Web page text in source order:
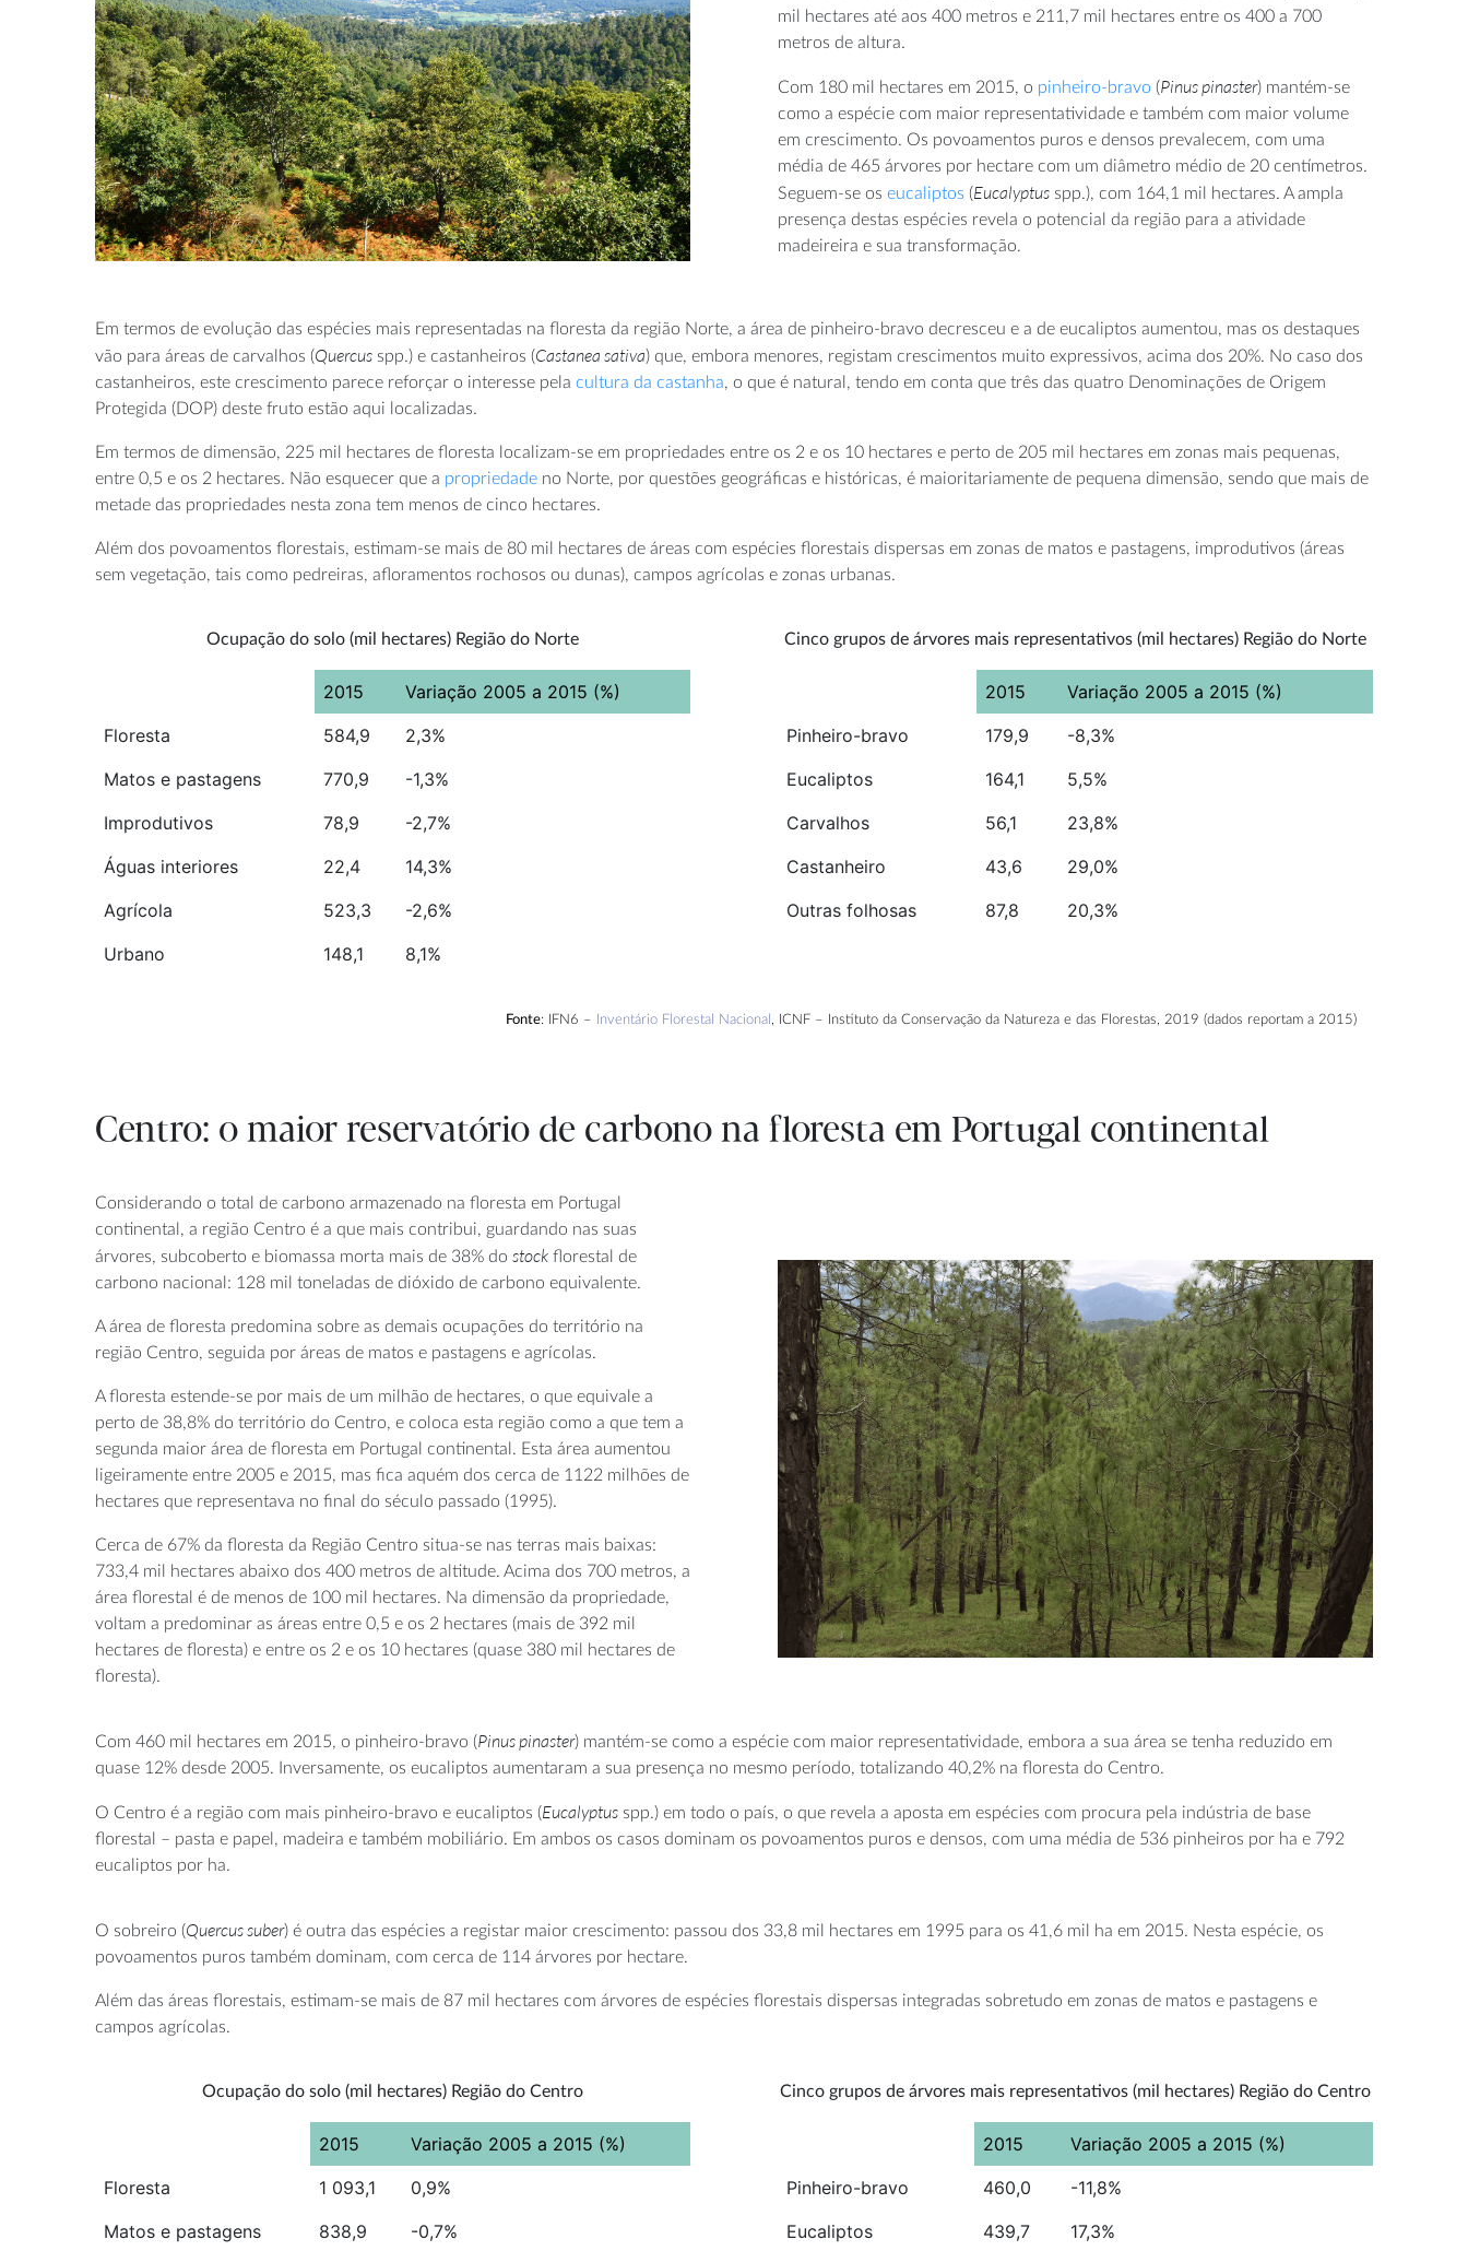
mil hectares até aos 400 metros e 211,7 mil hectares entre os 400 a 700
metros de altura.
Com 180 mil hectares em 2015, o pinheiro-bravo (Pinus pinaster) mantém-se
como a espécie com maior representatividade e também com maior volume
em crescimento. Os povoamentos puros e densos prevalecem, com uma
média de 465 árvores por hectare com um diâmetro médio de 20 centímetros.
Seguem-se os eucaliptos (Eucalyptus spp.), com 164,1 mil hectares. A ampla
presença destas espécies revela o potencial da região para a atividade
madeireira e sua transformação.
Em termos de evolução das espécies mais representadas na floresta da região Norte, a área de pinheiro-bravo decresceu e a de eucaliptos aumentou, mas os destaques
vão para áreas de carvalhos (Quercus spp.) e castanheiros (Castanea sativa) que, embora menores, registam crescimentos muito expressivos, acima dos 20%. No caso dos
castanheiros, este crescimento parece reforçar o interesse pela cultura da castanha, o que é natural, tendo em conta que três das quatro Denominações de Origem
Protegida (DOP) deste fruto estão aqui localizadas.
Em termos de dimensão, 225 mil hectares de floresta localizam-se em propriedades entre os 2 e os 10 hectares e perto de 205 mil hectares em zonas mais pequenas,
entre 0,5 e os 2 hectares. Não esquecer que a propriedade no Norte, por questões geográficas e históricas, é maioritariamente de pequena dimensão, sendo que mais de
metade das propriedades nesta zona tem menos de cinco hectares.
Além dos povoamentos florestais, estimam-se mais de 80 mil hectares de áreas com espécies florestais dispersas em zonas de matos e pastagens, improdutivos (áreas
sem vegetação, tais como pedreiras, afloramentos rochosos ou dunas), campos agrícolas e zonas urbanas.
Ocupação do solo (mil hectares) Região do Norte
2015
Variação 2005 a 2015 (%)
Floresta
584,9
2,3%
Matos e pastagens
770,9
-1,3%
Improdutivos
78,9
-2,7%
Águas interiores
22,4
14,3%
Agrícola
523,3
-2,6%
Urbano
148,1 8,1%
Cinco grupos de árvores mais representativos (mil hectares) Região do Norte
2015
Variação 2005 a 2015 (%)
Pinheiro-bravo
179,9
-8,3%
Eucaliptos
164,1
5,5%
Carvalhos
56,1
23,8%
Castanheiro
43,6
29,0%
Outras folhosas
87,8 20,3%
Fonte: IFN6 – Inventário Florestal Nacional , ICNF – Instituto da Conservação da Natureza e das Florestas, 2019 (dados reportam a 2015)
Centro: o maior reservatório de carbono na floresta em Portugal continental
Considerando o total de carbono armazenado na floresta em Portugal
continental, a região Centro é a que mais contribui, guardando nas suas
árvores, subcoberto e biomassa morta mais de 38% do stock florestal de
carbono nacional: 128 mil toneladas de dióxido de carbono equivalente.
A área de floresta predomina sobre as demais ocupações do território na
região Centro, seguida por áreas de matos e pastagens e agrícolas.
A floresta estende-se por mais de um milhão de hectares, o que equivale a
perto de 38,8% do território do Centro, e coloca esta região como a que tem a
segunda maior área de floresta em Portugal continental. Esta área aumentou
ligeiramente entre 2005 e 2015, mas fica aquém dos cerca de 1122 milhões de
hectares que representava no final do século passado (1995).
Cerca de 67% da floresta da Região Centro situa-se nas terras mais baixas:
733,4 mil hectares abaixo dos 400 metros de altitude. Acima dos 700 metros, a
área florestal é de menos de 100 mil hectares. Na dimensão da propriedade,
voltam a predominar as áreas entre 0,5 e os 2 hectares (mais de 392 mil
hectares de floresta) e entre os 2 e os 10 hectares (quase 380 mil hectares de
floresta).
Com 460 mil hectares em 2015, o pinheiro-bravo (Pinus pinaster) mantém-se como a espécie com maior representatividade, embora a sua área se tenha reduzido em
quase 12% desde 2005. Inversamente, os eucaliptos aumentaram a sua presença no mesmo período, totalizando 40,2% na floresta do Centro.
O Centro é a região com mais pinheiro-bravo e eucaliptos (Eucalyptus spp.) em todo o país, o que revela a aposta em espécies com procura pela indústria de base
florestal – pasta e papel, madeira e também mobiliário. Em ambos os casos dominam os povoamentos puros e densos, com uma média de 536 pinheiros por ha e 792
eucaliptos por ha.
O sobreiro (Quercus suber) é outra das espécies a registar maior crescimento: passou dos 33,8 mil hectares em 1995 para os 41,6 mil ha em 2015. Nesta espécie, os
povoamentos puros também dominam, com cerca de 114 árvores por hectare.
Além das áreas florestais, estimam-se mais de 87 mil hectares com árvores de espécies florestais dispersas integradas sobretudo em zonas de matos e pastagens e
campos agrícolas.
Ocupação do solo (mil hectares) Região do Centro
2015
Variação 2005 a 2015 (%)
Floresta
1 093,1
0,9%
Matos e pastagens
838,9 -0,7%
Cinco grupos de árvores mais representativos (mil hectares) Região do Centro
2015
Variação 2005 a 2015 (%)
Pinheiro-bravo
460,0
-11,8%
Eucaliptos
439,7 17,3%